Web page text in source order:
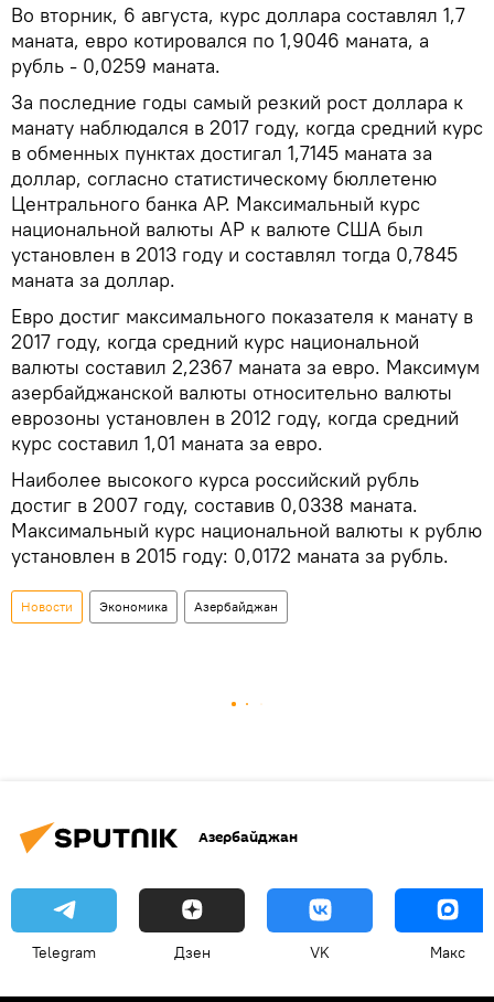
Во вторник, 6 августа, курс доллара составлял 1,7
маната, евро котировался по 1,9046 маната, а
рубль - 0,0259 маната.
За последние годы самый резкий рост доллара к
манату наблюдался в 2017 году, когда средний курс
в обменных пунктах достигал 1,7145 маната за
доллар, согласно статистическому бюллетеню
Центрального банка АР. Максимальный курс
национальной валюты АР к валюте США был
установлен в 2013 году и составлял тогда 0,7845
маната за доллар.
Евро достиг максимального показателя к манату в
2017 году, когда средний курс национальной
валюты составил 2,2367 маната за евро. Максимум
азербайджанской валюты относительно валюты
еврозоны установлен в 2012 году, когда средний
курс составил 1,01 маната за евро.
Наиболее высокого курса российский рубль
достиг в 2007 году, составив 0,0338 маната.
Максимальный курс национальной валюты к рублю
установлен в 2015 году: 0,0172 маната за рубль.
Новости Экономика Азербайджан
Азербайджан
Telegram Дзен VK Макс